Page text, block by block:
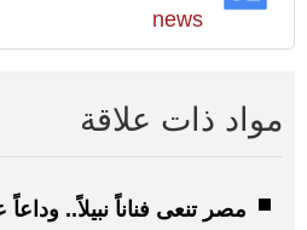
news
مواد ذات علاقة
مصر تنعى فناناً نبيلاً..